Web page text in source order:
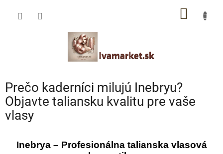
Prečo kaderníci milujú Inebryu?
Objavte taliansku kvalitu pre vaše
vlasy
Inebrya – Profesionálna talianska vlasová
IVAMARKET poradca